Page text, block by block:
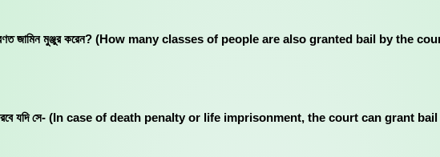
সাধারণত জামিন মুঞ্জুর করেন? (How many classes of people are also granted bail by
দিতে পারবে যদি সে- (In case of death penalty or life imprisonment, the court can grant